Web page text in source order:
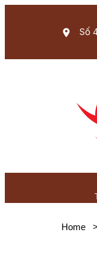
Số
Home >